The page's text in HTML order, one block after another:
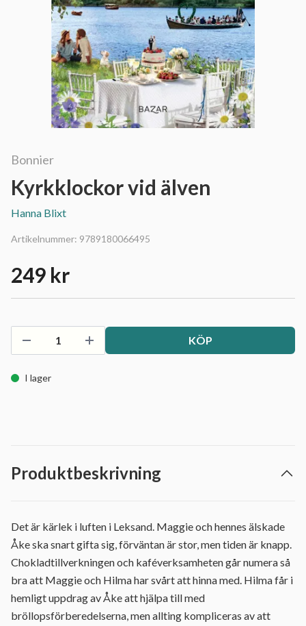
Bonnier
Kyrkklockor vid älven
Hanna Blixt
Artikelnummer: 9789180066495
249 kr
KÖP
I lager
Produktbeskrivning
Det är kärlek i luften i Leksand. Maggie och hennes älskade
Åke ska snart gifta sig, förväntan är stor, men tiden är knapp.
Chokladtillverkningen och kaféverksamheten går numera så
bra att Maggie och Hilma har svårt att hinna med. Hilma får i
hemligt uppdrag av Åke att hjälpa till med
bröllopsförberedelserna, men allting kompliceras av att